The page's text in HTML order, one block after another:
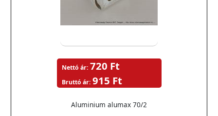
Aluminium alumax 70/2
Nettó ár: 720 Ft
Bruttó ár: 915 Ft